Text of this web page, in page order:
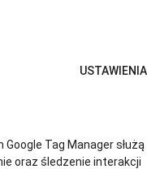
przemówienie,
Jana Kasprowicza.
urodzinowy,
Urzędu Miasta).
Armii Krajowej 1
Urzędu Miasta, od